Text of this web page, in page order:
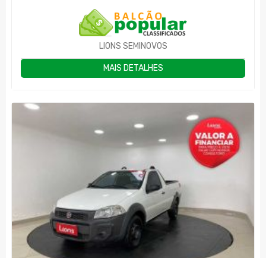
LIONS SEMINOVOS
MAIS DETALHES